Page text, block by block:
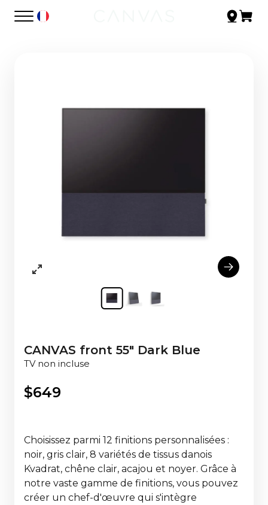
CANVAS front 55" Dark Blue
TV non incluse
$649
Choisissez parmi 12 finitions personnalisées :
noir, gris clair, 8 variétés de tissus danois
Kvadrat, chêne clair, acajou et noyer. Grâce à
notre vaste gamme de finitions, vous pouvez
créer un chef-d'œuvre qui s'intègre